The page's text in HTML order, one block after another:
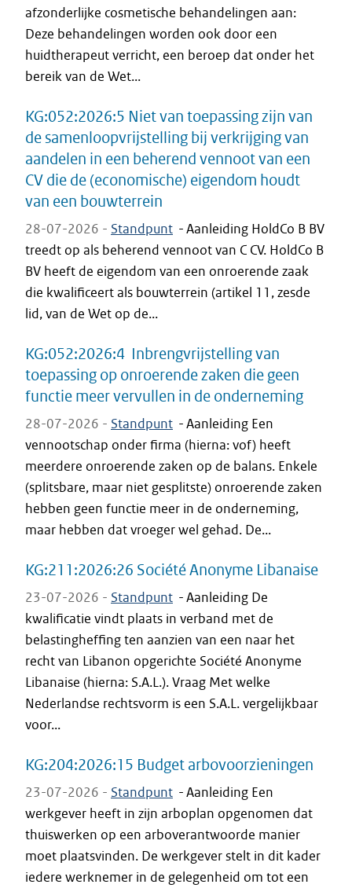
afzonderlijke cosmetische behandelingen aan:
Deze behandelingen worden ook door een
huidtherapeut verricht, een beroep dat onder het
bereik van de Wet...
KG:052:2026:5 Niet van toepassing zijn van
de samenloopvrijstelling bij verkrijging van
aandelen in een beherend vennoot van een
CV die de (economische) eigendom houdt
van een bouwterrein
28-07-2026 - Standpunt -Aanleiding HoldCo B BV
treedt op als beherend vennoot van C CV. HoldCo B
BV heeft de eigendom van een onroerende zaak
die kwalificeert als bouwterrein (artikel 11, zesde
lid, van de Wet op de...
KG:052:2026:4 Inbrengvrijstelling van
toepassing op onroerende zaken die geen
functie meer vervullen in de onderneming
28-07-2026 - Standpunt -Aanleiding Een
vennootschap onder firma (hierna: vof) heeft
meerdere onroerende zaken op de balans. Enkele
(splitsbare, maar niet gesplitste) onroerende zaken
hebben geen functie meer in de onderneming,
maar hebben dat vroeger wel gehad. De...
KG:211:2026:26 Société Anonyme Libanaise
23-07-2026 - Standpunt -Aanleiding De
kwalificatie vindt plaats in verband met de
belastingheffing ten aanzien van een naar het
recht van Libanon opgerichte Société Anonyme
Libanaise (hierna: S.A.L.). Vraag Met welke
Nederlandse rechtsvorm is een S.A.L. vergelijkbaar
voor...
KG:204:2026:15 Budget arbovoorzieningen
23-07-2026 - Standpunt -Aanleiding Een
werkgever heeft in zijn arboplan opgenomen dat
thuiswerken op een arboverantwoorde manier
moet plaatsvinden. De werkgever stelt in dit kader
iedere werknemer in de gelegenheid om tot een